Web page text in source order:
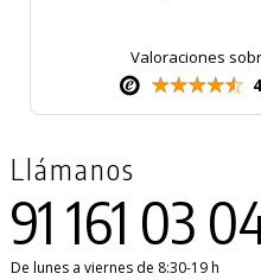
Valoraciones
Llámanos
91 161 03
De lunes a viernes de 8:30-19 h